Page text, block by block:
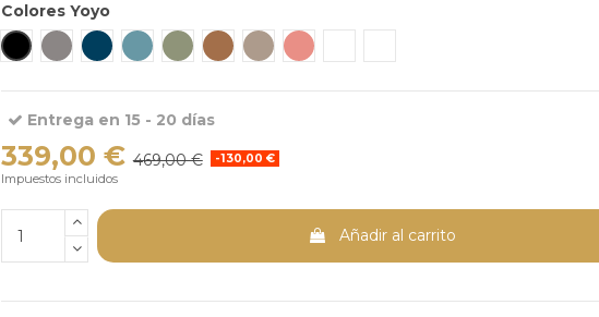
Colores Yoyo
Negro Stone Air France
Aqua Olive Toffee Taupe Ginger
Entrega en 15 - 20 días
339,00 € 469,00 € -130,00 €
Impuestos incluidos
Añadir al carrito